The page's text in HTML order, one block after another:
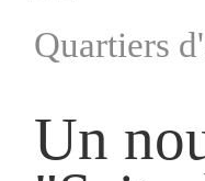
Quartiers
Un